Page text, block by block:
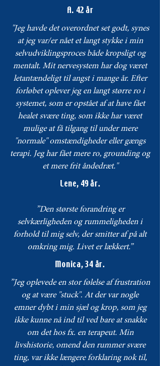
A. 42 år
"Jeg havde det overordnet set godt, synes
at jeg var/er nået et langt stykke i min
selvudviklingsproces både kropsligt og
mentalt. Mit nervesystem har dog været
letantændeligt til angst i mange år. Efter
forløbet oplever jeg en langt større ro i
systemet, som er opstået af at have fået
healet svære ting, som ikke har været
mulige at få tilgang til under mere
"normale" omstændigheder eller gængs
terapi. Jeg har fået mere ro, grounding og
et mere frit åndedræt."
Lene, 49 år.
”Den største forandring er
selvkærligheden og rummeligheden i
forhold til mig selv, der smitter af på alt
omkring mig. Livet er lækkert.”
Monica, 34 år.
”Jeg oplevede en stor følelse af frustration
og at være "stuck". At der var nogle
emner dybt i min sjæl og krop, som jeg
ikke kunne nå ind til ved bare at snakke
om det hos fx. en terapeut. Min
livshistorie, omend den rummer svære
ting, var ikke længere forklaring nok til,